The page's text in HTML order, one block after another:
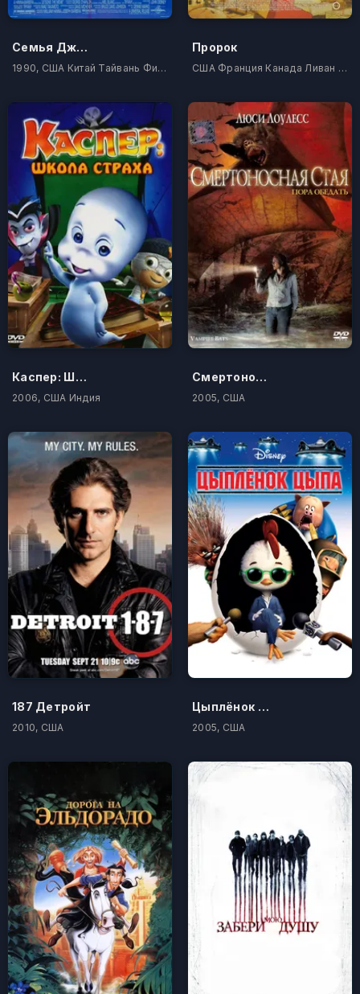
Семья Джетсонов
1990, США Китай Тайвань Филиппины
Пророк
США Франция Канада Ливан Катар
Каспер: Школа страха
2006, США Индия
Смертоносная стая
2005, США
187 Детройт
2010, США
Цыплёнок Цыпа
2005, США